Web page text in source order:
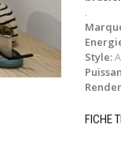
.
Style:
FICHE